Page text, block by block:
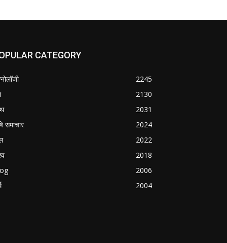
CATEGORY
2245
2130
2031
समाचार
2024
2022
2018
2006
2004